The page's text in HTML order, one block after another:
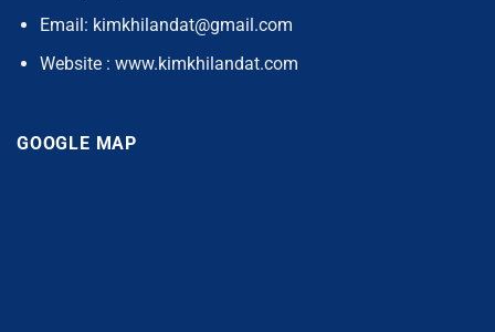
Email: kimkhilandat@gmail.com
Website : www.kimkhilandat.com
GOOGLE MAP